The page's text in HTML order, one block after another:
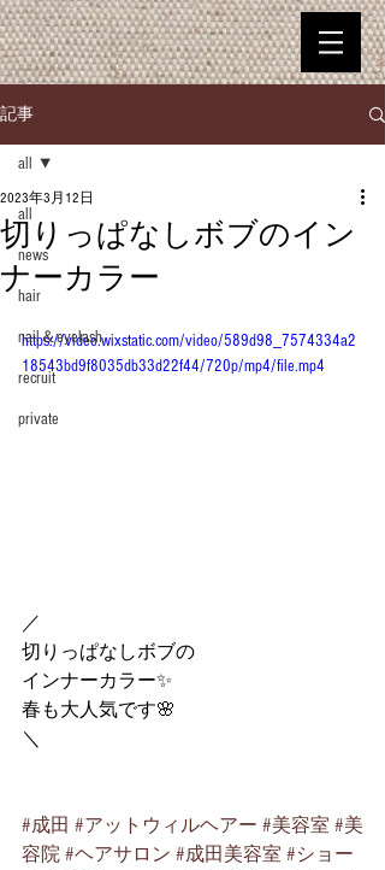
記事
all
news
hair
nail＆eyelash
recruit
private
all
切りっぱなしボブのイン
ナーカラー
2023年3月12日
https://video.wixstatic.com/video/589d98_7574334a2
18543bd9f8035db33d22f44/720p/mp4/file.mp4
／
切りっぱなしボブの
インナーカラー✨
春も大人気です🌸
＼
#成田 #アットウィルヘアー #美容室 #美
容院 #ヘアサロン #成田美容室 #ショー